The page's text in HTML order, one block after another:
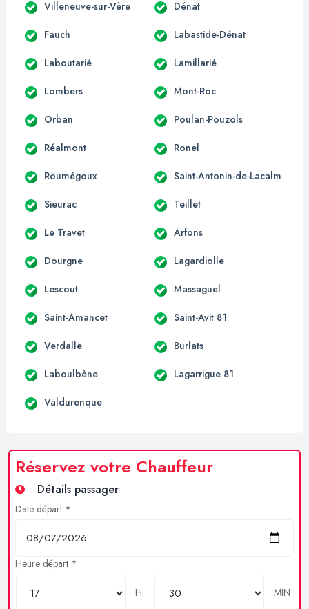
Villeneuve-sur-Vère Dénat
Fauch Labastide-Dénat
Laboutarié Lamillarié
Lombers Mont-Roc
Orban Poulan-Pouzols
Réalmont Ronel
Roumégoux Saint-Antonin-de-Lacalm
Sieurac Teillet
Le Travet Arfons
Dourgne Lagardiolle
Lescout Massaguel
Saint-Amancet Saint-Avit 81
Verdalle Burlats
Laboulbène Lagarrigue 81
Valdurenque
Réservez votre Chauffeur
Détails passager
Date départ *
Heure départ *
H
MIN